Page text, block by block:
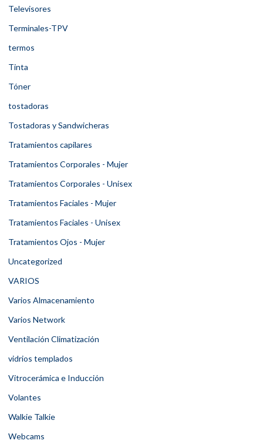
Televisores
Terminales-TPV
termos
Tinta
Tóner
tostadoras
Tostadoras y Sandwicheras
Tratamientos capilares
Tratamientos Corporales - Mujer
Tratamientos Corporales - Unisex
Tratamientos Faciales - Mujer
Tratamientos Faciales - Unisex
Tratamientos Ojos - Mujer
Uncategorized
VARIOS
Varios Almacenamiento
Varios Network
Ventilación Climatización
vidrios templados
Vitrocerámica e Inducción
Volantes
Walkie Talkie
Webcams